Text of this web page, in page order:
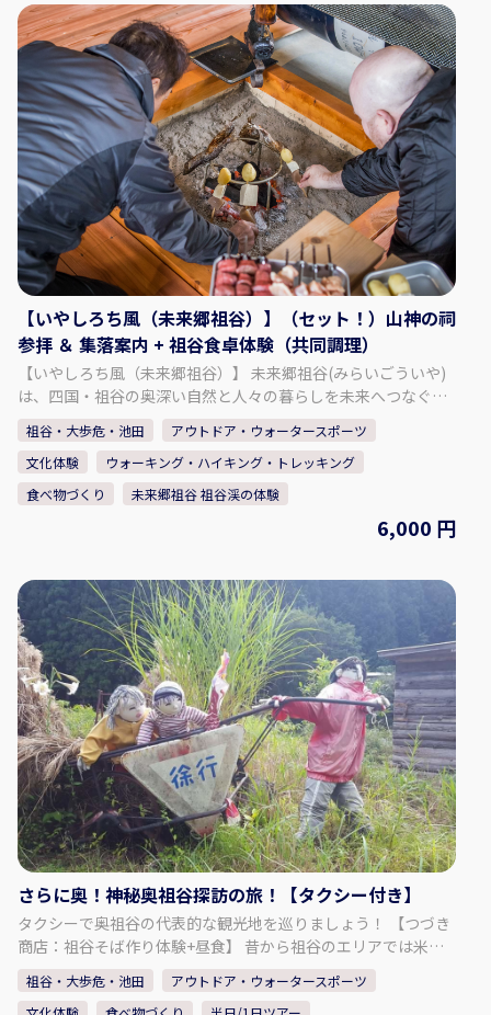
テンツもあります。 【プラン内容】 【祖谷茶ワークショップ】
祖谷の茶畑で育った茶葉を使い、新茶とほうじ茶をゆったりと
飲み比べ。 地元の人々がお客様をもてなすあたたかな文化を体
感いただきます。山の息吹を映す新茶と、自ら火にかけて焙煎
し仕上げるほうじ茶。香りが立ちのぼる瞬間 ー そこには、祖谷
の暮らしの温もりが宿っています。 【山神の祠参拝 ＆ 集落案
内】 祖谷の人々が大切に守ってきた「山の神の祠」へ。 大木や
巨岩を依代として祀る神聖な森を、地元案内人とともに訪れま
す。 大木や岩を神の依代として祀り、家族の安全や豊かな恵み
を祈ってきた場。森の静寂に包まれるその時間は、観光ではな
く“人としての根源に立ち返る旅”です。 ◇料金（お一人様）
（小学生以上）：3,800円 ◇時間・期間 体験可能な時間： ①
10:00～ ② 13:00～ 所要時間：約2時間 ◇人数・年齢制限 最少
催行人数：2名 最高人数：4名 ※1名の場合は要相談・内容によ
り実施可否判断 ◇注意事項 ・冬季のご来訪について： ① 冬季
は雪が降る場合があります。 ノーマルタイヤでの走行は大変危
険ですのでお控えください。 ② 集落までは山道や急な坂道がご
ざいます。 ③ 運転に不安のある方や、雪道に慣れていない方
は、 タクシーの利用をご検討ください。 【事業者情報】 未来
郷祖谷 ◇住所 〒778-0101 徳島県三好市西祖谷山村重末555
◇SNS Instagram：@miraigoiya.official
【いやしろち風（未来郷祖谷）】（セット！）山神の祠
参拝 ＆ 集落案内 + 祖谷食卓体験（共同調理）
【いやしろち風（未来郷祖谷）】 未来郷祖谷(みらいごういや)
は、四国・祖谷の奥深い自然と人々の暮らしを未来へつなぐ
「物語の語り部」です。ここで過ごす時間は、観光地を巡る旅
ではなく、「忘れていた自分に出会う旅」です。静寂の中で心
をほどき、自然と共に生きる豊かさを思い出す──。未来郷祖
谷は、祖谷の自然と文化を「未来への贈り物」として伝える場
であり、同時に訪れる人の人生に新しい気づきを灯す存在であ
内】 祖谷の人々が大切に守ってきた「山の神の祠」へ。 大木や
巨岩を依代として祀る神聖な森を、地元案内人とともに訪れま
す。 大木や岩を神の依代として祀り、家族の安全や豊かな恵み
を祈ってきた場。森の静寂に包まれるその時間は、観光ではな
く“人としての根源に立ち返る旅”です。 【祖谷食卓体験（共同
調理）】 地元食材を使った家庭料理を共同調理し実食。 ◇料金
（お一人様） （小学生以上）：6,000円 ◇時間・期間 体験可能
な時間： ① 10:00～（要相談） 所要時間：約3時間 ◇人数・年
齢制限 最少催行人数：2名 最高人数：4名 ※1名の場合は要相
談・内容により実施可否判断 ◇注意事項 ・冬季のご来訪につい
て： ① 冬季は雪が降る場合があります。 ノーマルタイヤでの走
行は大変危険ですのでお控えください。 ② 集落までは山道や急
な坂道がございます。 ③ 運転に不安のある方や、雪道に慣れて
いない方は、 タクシーの利用をご検討ください。 【事業者情
報】 未来郷祖谷 ◇住所 〒778-0101 徳島県三好市西祖谷山村
重末555 ◇SNS Instagram：@miraigoiya.official
祖谷・大歩危・池田
アウトドア・ウォータースポーツ
文化体験
ウォーキング・ハイキング・トレッキング
食べ物づくり
未来郷祖谷 祖谷渓の体験
6,000 円
さらに奥！神秘奥祖谷探訪の旅！【タクシー付き】
タクシーで奥祖谷の代表的な観光地を巡りましょう！ 【つづき
商店：祖谷そば作り体験+昼食】 昔から祖谷のエリアでは米が
育ちにくく、代わりにそばを育てました。 そして今では、祖谷
の名物の一つは「祖谷そば」です。 つづき商店で、地域のおば
祖谷・大歩危・池田
アウトドア・ウォータースポーツ